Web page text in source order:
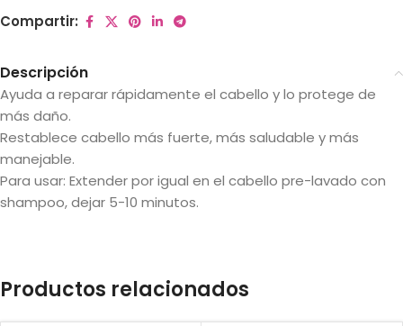
Compartir:
Descripción
Ayuda a reparar rápidamente el cabello y lo protege de
más daño.
Restablece cabello más fuerte, más saludable y más
manejable.
Para usar: Extender por igual en el cabello pre-lavado con
shampoo, dejar 5-10 minutos.
Productos relacionados